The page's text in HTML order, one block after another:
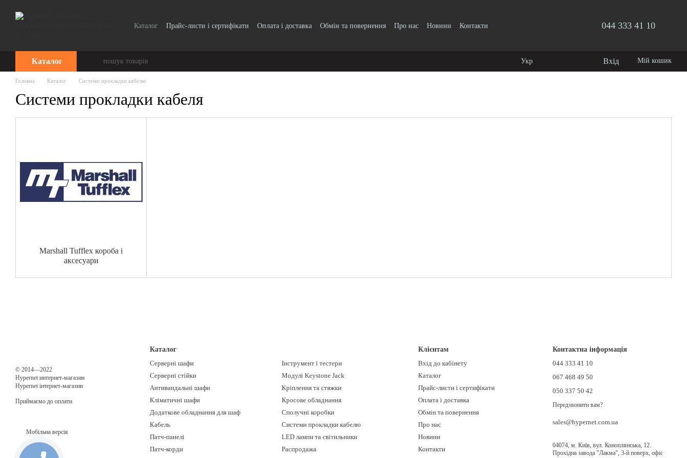
Каталог Прайс-листи і сертифікати Оплата і доставка Обмін та повернення Про нас Новини Контакти 044 333 41 10
Каталог Укр Вхід Мій кошик
Головна Каталог Системи прокладки кабелю
Системи прокладки кабеля
Marshall Tufflex короба і
аксесуари
© 2014—2022
Hypernet интернет-магазин
Hypernet інтернет-магазин
Приймаємо до оплати
Мобільна версія
Каталог
Серверні шафи
Серверні стійки
Антивандальні шафи
Кліматичні шафи
Додаткове обладнання для шаф
Кабель
Патч-панелі
Патч-корди
Інструмент і тестери
Модулі Keystone Jack
Кріплення та стяжки
Кросове обладнання
Сполучні коробки
Системи прокладки кабелю
LED лампи та світильники
Распродажа
Клієнтам
Вхід до кабінету
Каталог
Прайс-листи і сертифікати
Оплата і доставка
Обмін та повернення
Про нас
Новини
Контакти
Контактна інформація
044 333 41 10
067 468 49 50
050 337 50 42
Передзвонити вам?
sales@hypernet.com.ua
04074, м. Київ, вул. Коноплянська, 12.
Прохідна завода "Лакма", 3-й поверх, офіс